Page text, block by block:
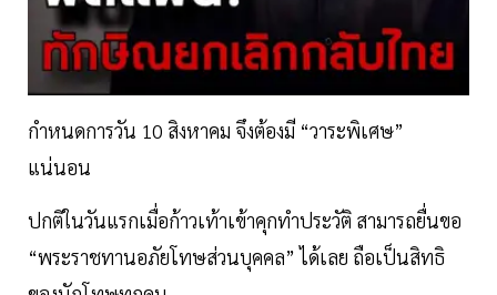
กำหนดการวัน 10 สิงหาคม จึงต้องมี “วาระพิเศษ”
แน่นอน
ปกติในวันแรกเมื่อก้าวเท้าเข้าคุกทำประวัติ สามารถยื่นขอ
“พระราชทานอภัยโทษส่วนบุคคล” ได้เลย ถือเป็นสิทธิ